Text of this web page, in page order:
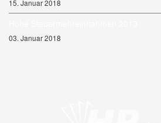
15. Januar 2018
03. Januar 2018